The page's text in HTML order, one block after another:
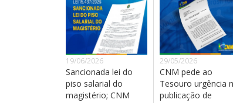
19/06/2026
Sancionada lei do
piso salarial do
magistério; CNM
29/05/2026
CNM pede ao
Tesouro urgência
publicação de